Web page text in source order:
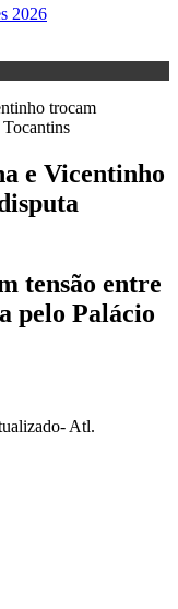
e Vicentinho
tensão entre
pelo Palácio
- Atl.